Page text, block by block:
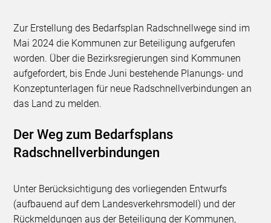
Zur Erstellung des Bedarfsplan Radschnellwege sind im
Mai 2024 die Kommunen zur Beteiligung aufgerufen
worden. Über die Bezirksregierungen sind Kommunen
aufgefordert, bis Ende Juni bestehende Planungs- und
Konzeptunterlagen für neue Radschnellverbindungen an
das Land zu melden.
Der Weg zum Bedarfsplans
Radschnellverbindungen
Unter Berücksichtigung des vorliegenden Entwurfs
(aufbauend auf dem Landesverkehrsmodell) und der
Rückmeldungen aus der Beteiligung der Kommunen,